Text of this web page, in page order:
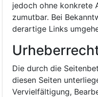
jedoch ohne konkrete
zumutbar. Bei
derartige Links
Die durch die
diesen Seiten
Vervielfältigung,